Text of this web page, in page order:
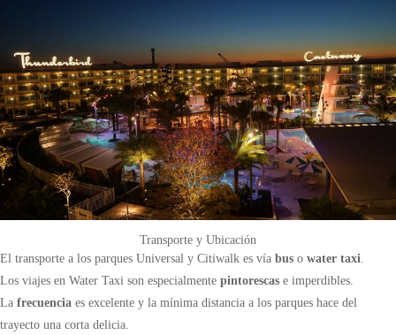
Transporte y Ubicación
El transporte a los parques Universal y Citiwalk es vía bus o water taxi
Los viajes en Water Taxi son especialmente pintorescas e imperdibles.
La frecuencia es excelente y la mínima distancia a los parques hace del
trayecto una corta delicia.